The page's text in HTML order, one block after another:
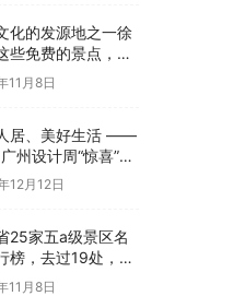
化的发源地之一徐
些免费的景点，你
去过
11月8日
居、美好生活 ——
州设计周“惊喜”开
12月12日
25家五a级景区名
榜，去过19处，才
游过江苏
11月8日